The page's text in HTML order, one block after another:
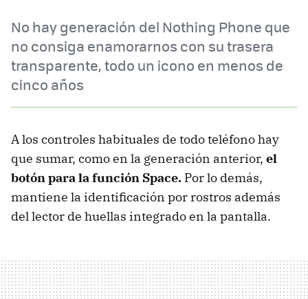
No hay generación del Nothing Phone que
no consiga enamorarnos con su trasera
transparente, todo un icono en menos de
cinco años
A los controles habituales de todo teléfono hay
que sumar, como en la generación anterior, el
botón para la función Space. Por lo demás,
mantiene la identificación por rostros además
del lector de huellas integrado en la pantalla.